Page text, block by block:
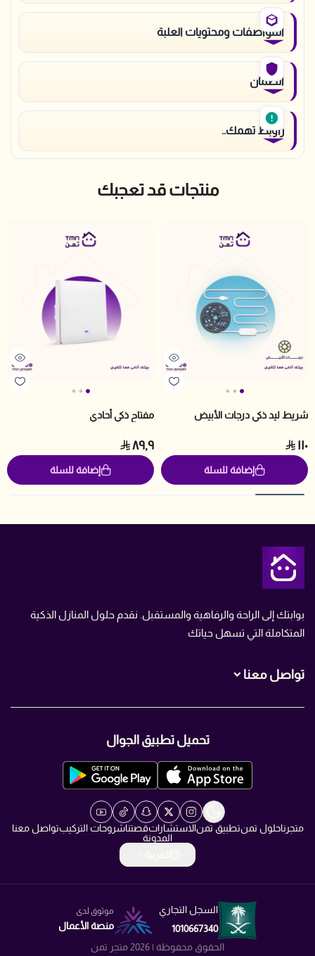
المواصفات ومحتويات العلبة
الضمان
راوبط تهمك..
منتجات قد تعجبك
شريط ليد ذكي درجات الأبيض
١١٠
إضافة للسلة
مفتاح ذكي أحادي
٨٩٫٩
إضافة للسلة
بوابتك إلى الراحة والرفاهية والمستقبل. نقدم حلول المنازل الذكية
المتكاملة التي تسهل حياتك
تواصل معنا
info@TMN.sa
https://t.me/TMN_smart
تحميل تطبيق الجوال
متجرناحلول تمنتطبيق تمنالاستشاراتقصتناشروحات التركيبتواصل معنا
المدونة
السجل التجاري
1010667340
موثوق لدى
منصة الأعمال
الحقوق محفوظة | 2026
متجر تمن